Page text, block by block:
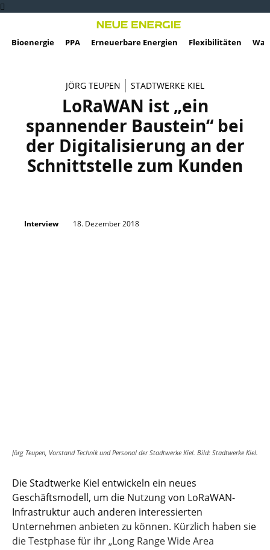
Bioenergie PPA Erneuerbare Energien Flexibilitäten
JÖRG TEUPEN STADTWERKE KIEL
LoRaWAN ist „ein
spannender Baustein“ bei
der Digitalisierung an der
Schnittstelle zum Kunden
Interview 18. Dezember 2018
Jörg Teupen, Vorstand Technik und Personal der Stadtwerke Kiel. Bild: Stadtwerke Kiel.
Die Stadtwerke Kiel entwickeln ein neues
Geschäftsmodell, um die Nutzung von LoRaWAN-
Infrastruktur auch anderen interessierten
Unternehmen anbieten zu können. Kürzlich haben sie
die Testphase für ihr „Long Range Wide Area